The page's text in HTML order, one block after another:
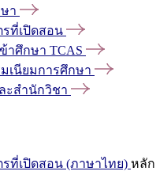
า
ที่เปิดสอน
าศึกษา TCAS
เนียมการศึกษา
ะสำนักวิชา
ที่เปิดสอน (ภาษาไทย) หลั